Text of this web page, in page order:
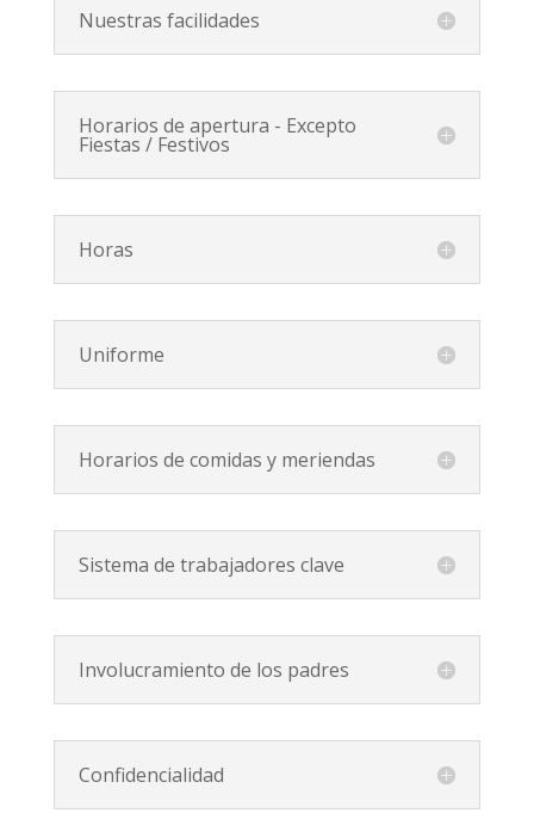
Nuestras facilidades
Horarios de apertura - Excepto
Fiestas / Festivos
Horas
Uniforme
Horarios de comidas y meriendas
Sistema de trabajadores clave
Involucramiento de los padres
Confidencialidad